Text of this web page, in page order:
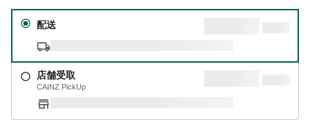
配送
店舗受取
CAINZ PickUp